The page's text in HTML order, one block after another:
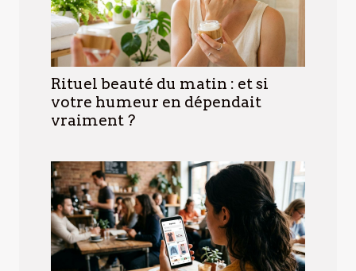
Rituel beauté du matin : et si
votre humeur en dépendait
vraiment ?